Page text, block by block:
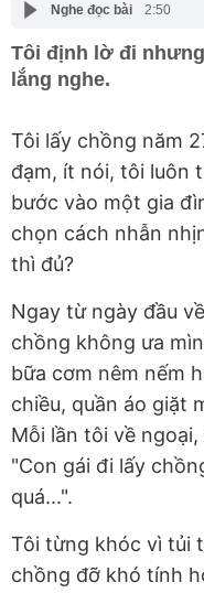
Nghe đọc bài 2:50
Tôi định lờ đi
lắng nghe.
Tôi lấy chồng năm
đạm, ít nói, tôi luôn
bước vào một gia
chọn cách nhẫn
thì đủ?
Ngay từ ngày đầu
chồng không ưa
bữa cơm nêm nếm
chiều, quần áo giặt
Mỗi lần tôi về
"Con gái đi lấy
quá...".
Tôi từng khóc vì tủi
chồng đỡ khó tính